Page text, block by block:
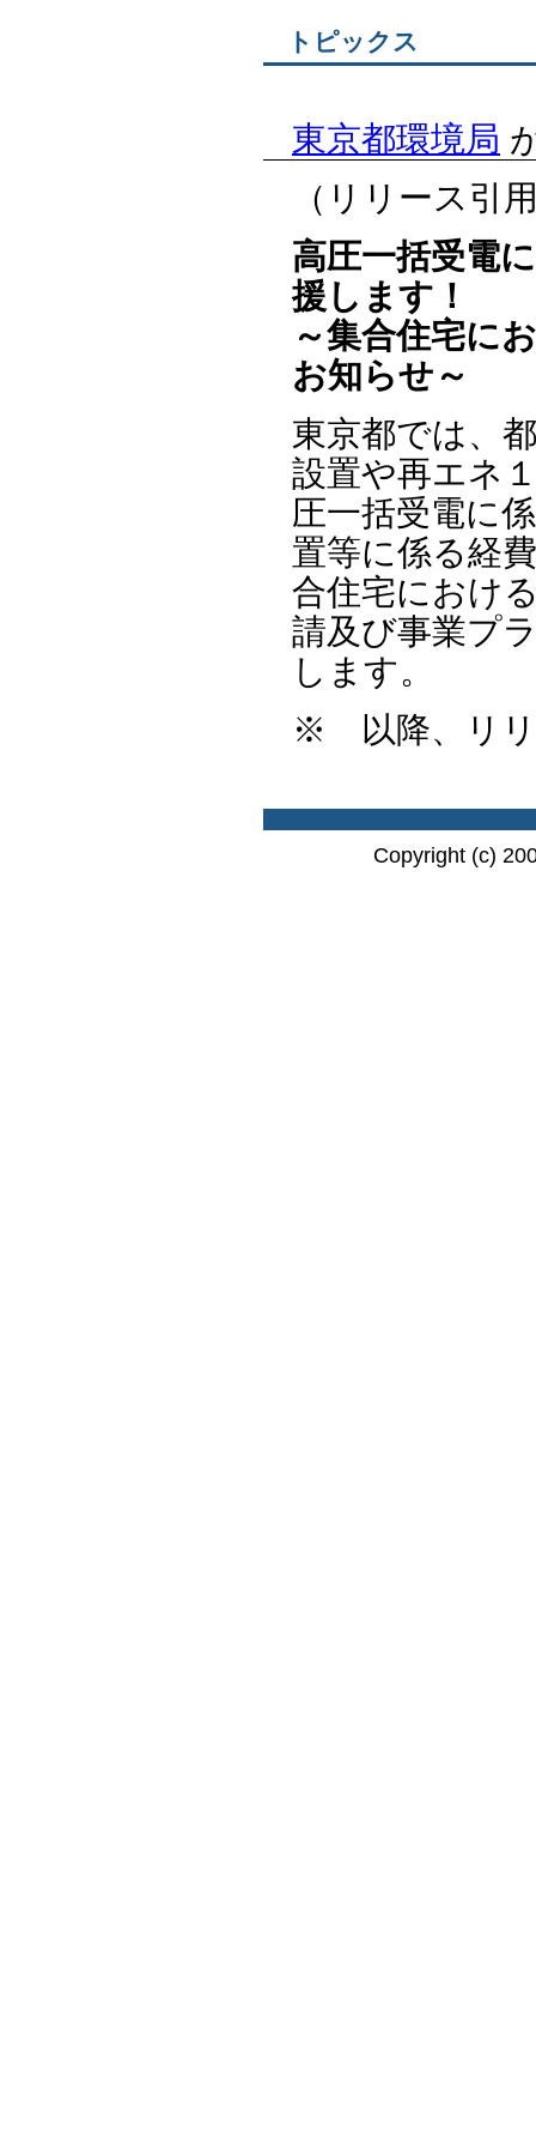
トピックス
東京都環境局
（リリース引
高圧一括受電
援します！
～集合住宅に
お知らせ～
東京都では、
設置や再エネ
圧一括受電に
置等に係る経
合住宅におけ
請及び事業プ
します。
※ 以降、リリ
Copyright (c)